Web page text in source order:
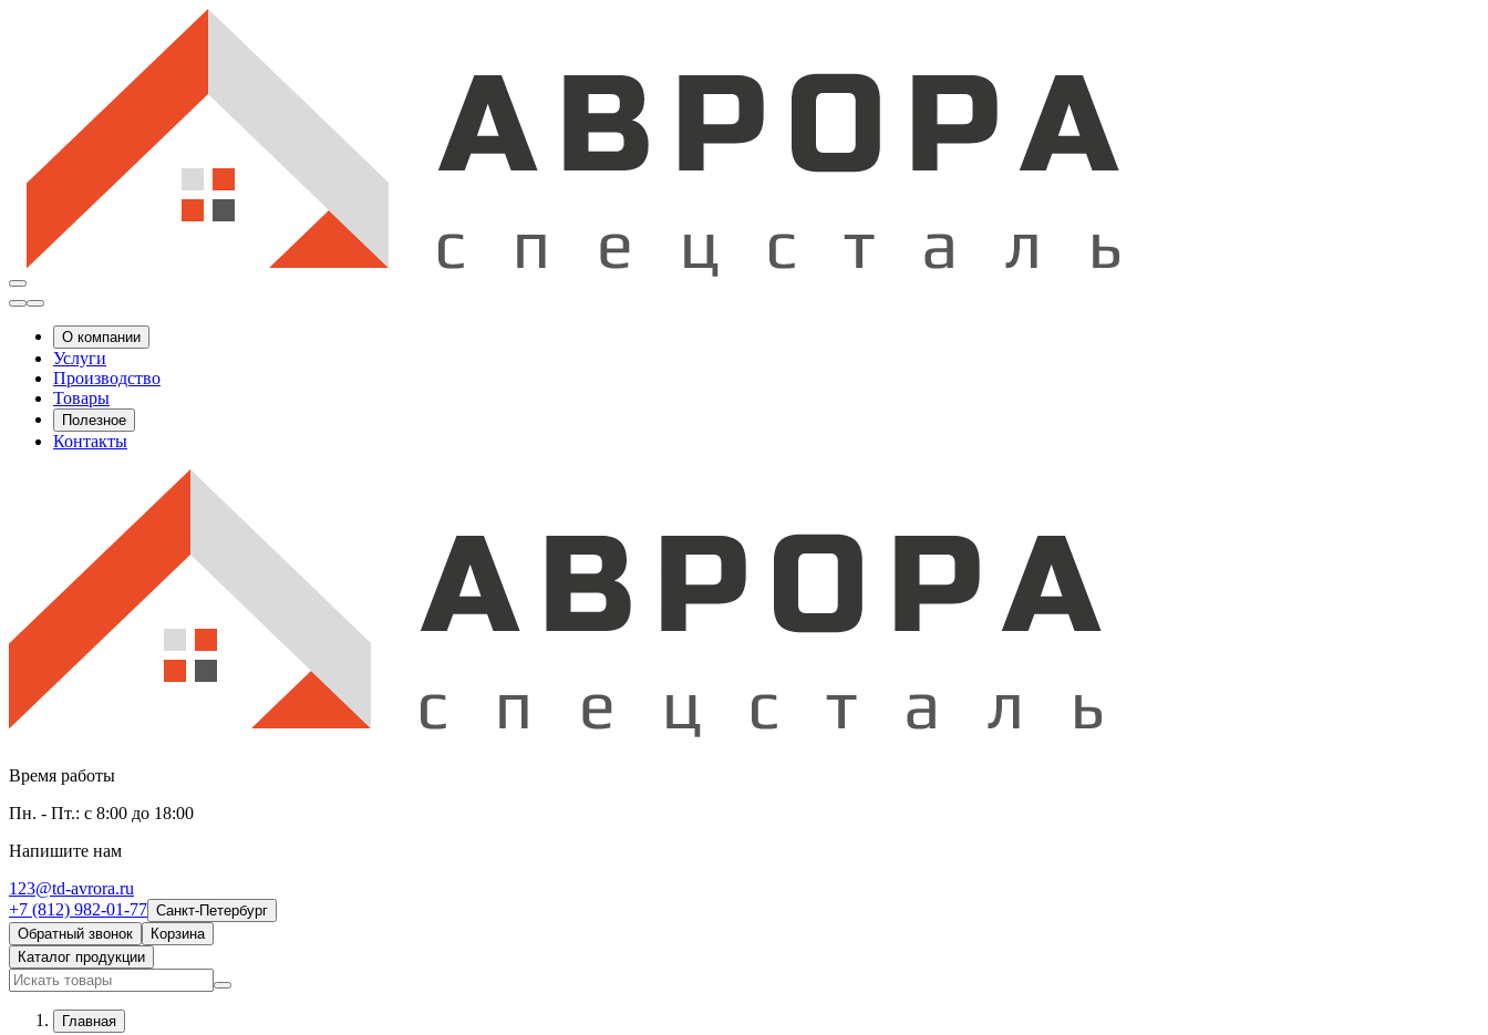
О компании
Услуги
Производство
Товары
Полезное
Контакты
Время работы
Пн. - Пт.: с 8:00 до 18:00
Напишите нам
123@td-avrora.ru
+7 (812) 982-01-77 Санкт-Петербург
Обратный звонок
Корзина
Каталог продукции
Главная